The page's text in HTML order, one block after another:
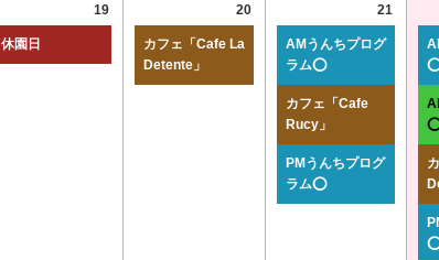
19
休園日
20
カフェ「Cafe La
Detente」
21
AMうんちプログ
ラム⭕
カフェ「Cafe
Rucy」
PMうんちプログ
ラム⭕